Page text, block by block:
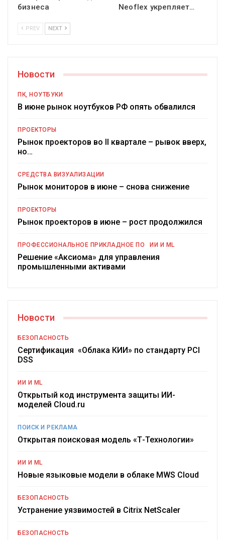
бизнеса
Neoflex укрепляет…
PREV NEXT
Новости
ПК, НОУТБУКИ
В июне рынок ноутбуков РФ опять обвалился
ПРОЕКТОРЫ
Рынок проекторов во II квартале – рывок вверх,
но…
СРЕДСТВА ВИЗУАЛИЗАЦИИ
Рынок мониторов в июне – снова снижение
ПРОЕКТОРЫ
Рынок проекторов в июне – рост продолжился
ПРОФЕССИОНАЛЬНОЕ ПРИКЛАДНОЕ ПО ИИ И ML
Решение «Аксиома» для управления
промышленными активами
Новости
БЕЗОПАСНОСТЬ
Сертификация «Облака КИИ» по стандарту PCI
DSS
ИИ И ML
Открытый код инструмента защиты ИИ-
моделей Cloud.ru
ПОИСК И РЕКЛАМА
Открытая поисковая модель «Т-Технологии»
ИИ И ML
Новые языковые модели в облаке MWS Cloud
БЕЗОПАСНОСТЬ
Устранение уязвимостей в Citrix NetScaler
БЕЗОПАСНОСТЬ